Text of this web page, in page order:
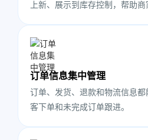
上新、展示到库存控制，帮助商
订单信息集中管理
订单、发货、退款和物流信息
客下单和未完成订单跟进。